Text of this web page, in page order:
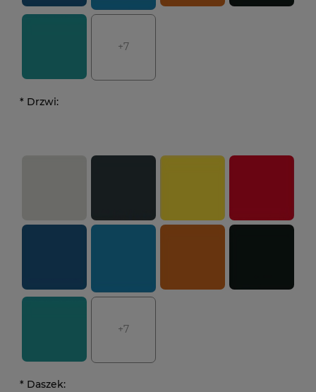
+7
* Drzwi:
+7
* Daszek: